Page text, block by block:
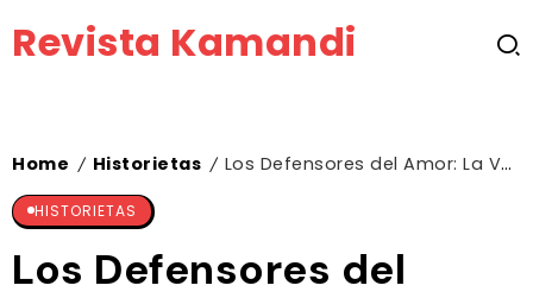
Revista Kamandi
Home / Historietas / Los Defensores del Amor: La Venganza de César Banana (I)
HISTORIETAS
Los Defensores del